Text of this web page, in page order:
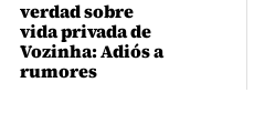
verdad sobre
vida privada de
Vozinha: Adiós a
rumores